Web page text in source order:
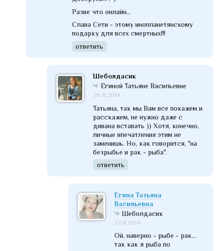
Разве что онлайн...
Слава Сети - этому инопланетянскому
подарку для всех смертных!!!
ответить
Шеболдасик
Егиной Татьяне Васильевне
26.11.2014
Татьяна, так мы Вам все покажем и
расскажем, не нужно даже с
дивана вставать )) Хотя, конечно,
личные впечатления этим не
заменишь. Но, как говорится, "на
безрыбье и рак - рыба".
ответить
Егина Татьяна
Васильевна
Шеболдасик
27.11.2014
Ой, наверно - рыбе - рак...
так как я рыба по